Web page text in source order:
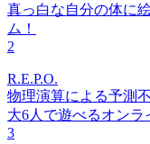
真っ白な自分の体に
ム！
2
R.E.P.O.
物理演算による予測
大6人で遊べるオンラ
3